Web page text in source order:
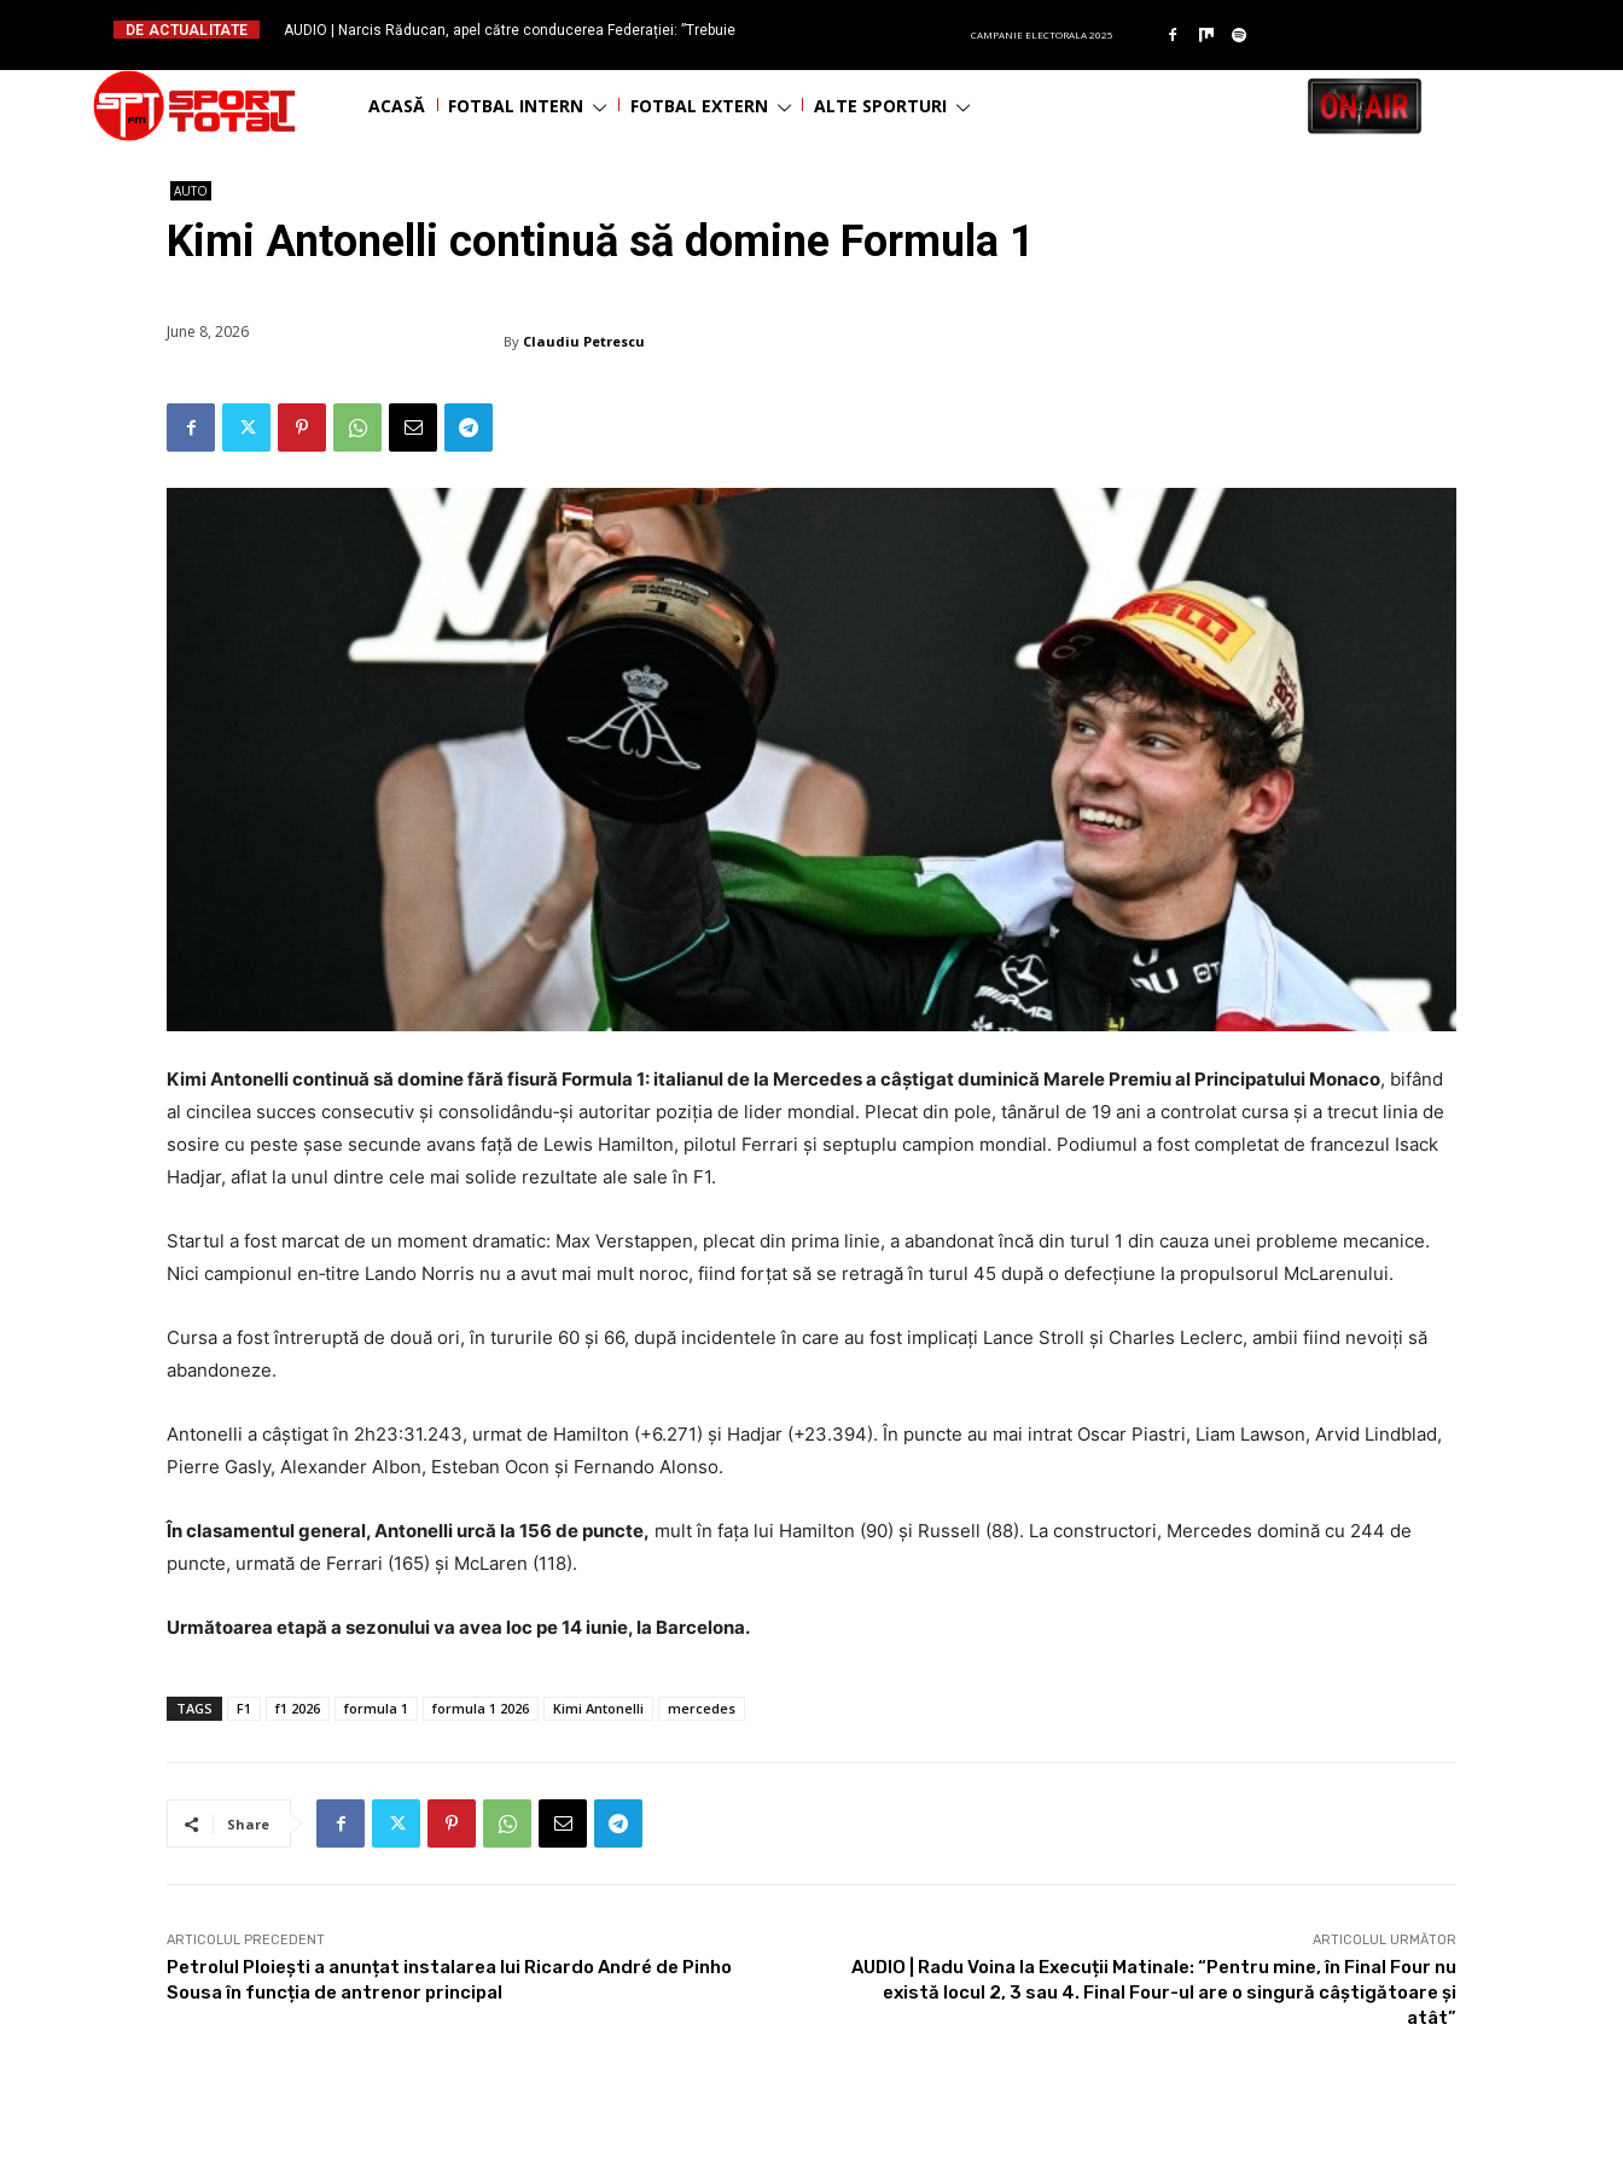
DE ACTUALITATE
AUDIO | Narcis Răducan, apel către conducerea Federației: ”Trebuie
CAMPANIE ELECTORALA 2025
ACASĂ FOTBAL INTERN FOTBAL EXTERN ALTE SPORTURI
AUTO
Kimi Antonelli continuă să domine Formula 1
June 8, 2026 By Claudiu Petrescu
Kimi Antonelli continuă să domine fără fisură Formula 1: italianul de la Mercedes a câștigat duminică Marele Premiu al Principatului Monaco, bifând
al cincilea succes consecutiv și consolidându‑și autoritar poziția de lider mondial. Plecat din pole, tânărul de 19 ani a controlat cursa și a trecut linia de
sosire cu peste șase secunde avans față de Lewis Hamilton, pilotul Ferrari și septuplu campion mondial. Podiumul a fost completat de francezul Isack
Hadjar, aflat la unul dintre cele mai solide rezultate ale sale în F1.
Startul a fost marcat de un moment dramatic: Max Verstappen, plecat din prima linie, a abandonat încă din turul 1 din cauza unei probleme mecanice.
Nici campionul en‑titre Lando Norris nu a avut mai mult noroc, fiind forțat să se retragă în turul 45 după o defecțiune la propulsorul McLarenului.
Cursa a fost întreruptă de două ori, în tururile 60 și 66, după incidentele în care au fost implicați Lance Stroll și Charles Leclerc, ambii fiind nevoiți să
abandoneze.
Antonelli a câștigat în 2h23:31.243, urmat de Hamilton (+6.271) și Hadjar (+23.394). În puncte au mai intrat Oscar Piastri, Liam Lawson, Arvid Lindblad,
Pierre Gasly, Alexander Albon, Esteban Ocon și Fernando Alonso.
În clasamentul general, Antonelli urcă la 156 de puncte, mult în fața lui Hamilton (90) și Russell (88). La constructori, Mercedes domină cu 244 de
puncte, urmată de Ferrari (165) și McLaren (118).
Următoarea etapă a sezonului va avea loc pe 14 iunie, la Barcelona.
TAGS F1 f1 2026 formula 1 formula 1 2026 Kimi Antonelli mercedes
Share
ARTICOLUL PRECEDENT
Petrolul Ploiești a anunțat instalarea lui Ricardo André de Pinho
Sousa în funcția de antrenor principal
ARTICOLUL URMĂTOR
AUDIO | Radu Voina la Execuții Matinale: “Pentru mine, în Final Four nu
există locul 2, 3 sau 4. Final Four-ul are o singură câștigătoare și
atât”